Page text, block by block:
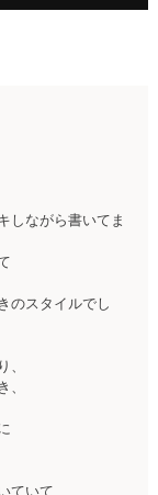
しながら書いてま
のスタイルでし
、
、
ていて、